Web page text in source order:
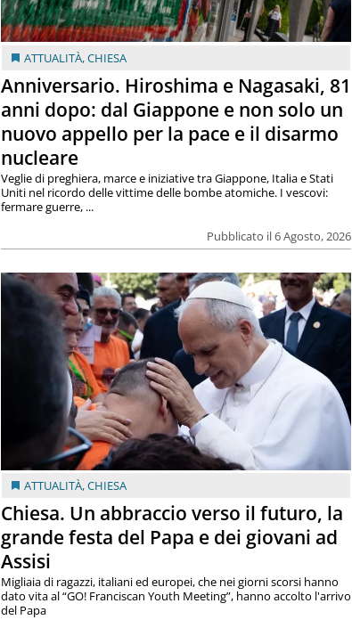
ATTUALITÀ,CHIESA
Anniversario. Hiroshima e Nagasaki, 81
anni dopo: dal Giappone e non solo un
nuovo appello per la pace e il disarmo
nucleare
Pubblicato il 6 Agosto, 2026
Veglie di preghiera, marce e iniziative tra Giappone, Italia e Stati
Uniti nel ricordo delle vittime delle bombe atomiche. I vescovi:
fermare guerre, ...
ATTUALITÀ,CHIESA
Chiesa. Un abbraccio verso il futuro, la
grande festa del Papa e dei giovani ad
Assisi
Migliaia di ragazzi, italiani ed europei, che nei giorni scorsi hanno
dato vita al “GO! Franciscan Youth Meeting”, hanno accolto l'arrivo
del Papa